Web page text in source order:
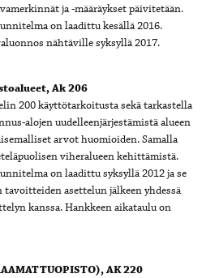
ja -määräykset päivitetään.
on laadittu kesällä 2016.
nähtäville syksyllä 2017.
Ak 206
200 käyttötarkoitusta sekä tarkastella
alojen uudelleenjärjestämistä alueen
arvot huomioiden. Samalla
viheralueen kehittämistä.
on laadittu syksyllä 2012 ja se
asettelun jälkeen yhdessä
kanssa. Hankkeen aikataulu on
AK 220